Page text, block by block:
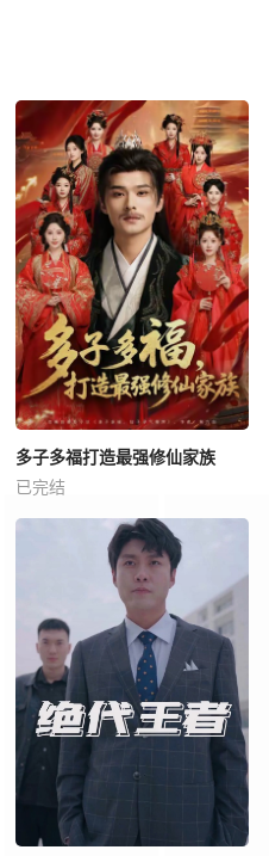
多子多福打造最强修仙家族
已完结